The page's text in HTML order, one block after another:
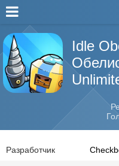
Idle
Разработчик